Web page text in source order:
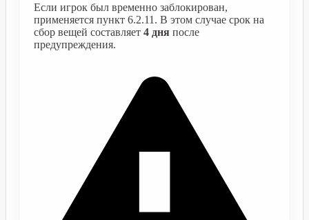
Если игрок был временно заблокирован,
применяется пункт 6.2.11. В этом случае срок на
сбор вещей составляет 4 дня после
предупреждения.